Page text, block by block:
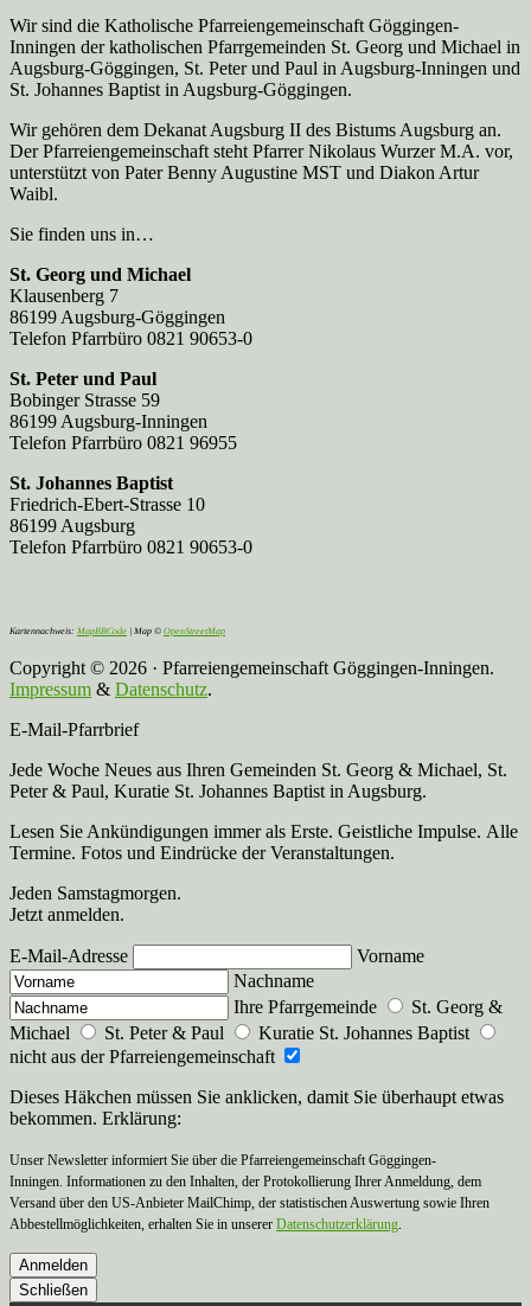
Wir sind die Katholische Pfarreien­gemeinschaft Göggingen-
Inningen der katholischen Pfarrgemeinden St. Georg und Michael in
Augsburg-Göggingen, St. Peter und Paul in Augsburg-Inningen und
St. Johannes Baptist in Augsburg-Göggingen.
Wir gehören dem Dekanat Augsburg II des Bistums Augsburg an.
Der Pfarreien­gemeinschaft steht Pfarrer Nikolaus Wurzer M.A. vor,
unterstützt von Pater Benny Augustine MST und Diakon Artur
Waibl.
Sie finden uns in…
St. Georg und Michael
Klausenberg 7
86199 Augsburg-Göggingen
Telefon Pfarrbüro 0821 90653-0
St. Peter und Paul
Bobinger Strasse 59
86199 Augsburg-Inningen
Telefon Pfarrbüro 0821 96955
St. Johannes Baptist
Friedrich-Ebert-Strasse 10
86199 Augsburg
Telefon Pfarrbüro 0821 90653-0
Kartennachweis: MapBBCode | Map © OpenStreetMap
Copyright © 2026 · Pfarreiengemeinschaft Göggingen-Inningen.
Impressum & Datenschutz.
E-Mail-Pfarrbrief
Jede Woche Neues aus Ihren Gemeinden St. Georg & Michael, St.
Peter & Paul, Kuratie St. Johannes Baptist in Augsburg.
Lesen Sie Ankündigungen immer als Erste. Geistliche Impulse. Alle
Termine. Fotos und Eindrücke der Veranstaltungen.
Jeden Samstagmorgen.
Jetzt anmelden.
E-Mail-Adresse
Vorname
Nachname
Ihre Pfarrgemeinde
St. Georg &
Michael
St. Peter & Paul
Kuratie St. Johannes Baptist
nicht aus der Pfarreiengemeinschaft
Dieses Häkchen müssen Sie anklicken, damit Sie überhaupt etwas
bekommen. Erklärung:
Unser Newsletter informiert Sie über die Pfarreiengemeinschaft Göggingen-
Inningen. Informationen zu den Inhalten, der Protokollierung Ihrer Anmeldung, dem
Versand über den US-Anbieter MailChimp, der statistischen Auswertung sowie Ihren
Abbestellmöglichkeiten, erhalten Sie in unserer Datenschutzerklärung.
Anmelden
Schließen